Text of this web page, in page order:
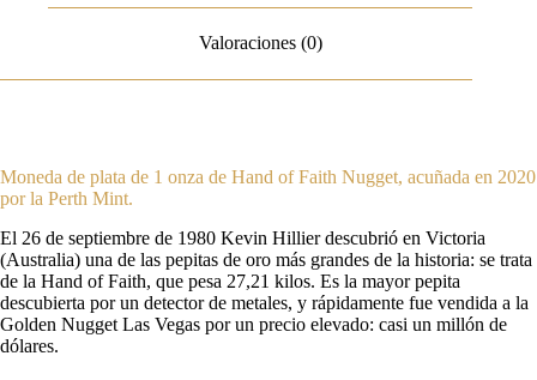
Valoraciones (0)
Moneda de plata de 1 onza de Hand of Faith Nugget, acuñada en 2020
por la Perth Mint.
El 26 de septiembre de 1980 Kevin Hillier descubrió en Victoria
(Australia) una de las pepitas de oro más grandes de la historia: se trata
de la Hand of Faith, que pesa 27,21 kilos. Es la mayor pepita
descubierta por un detector de metales, y rápidamente fue vendida a la
Golden Nugget Las Vegas por un precio elevado: casi un millón de
dólares.